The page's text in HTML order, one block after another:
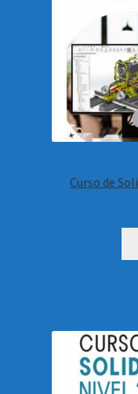
Curso de